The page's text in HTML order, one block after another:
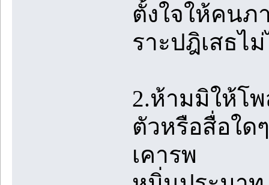
ตั้งใจให้คนภ
ราะปฎิเสธไ
2.ห้ามมิให้โ
ตัวหรือสื่อใด
เคารพ